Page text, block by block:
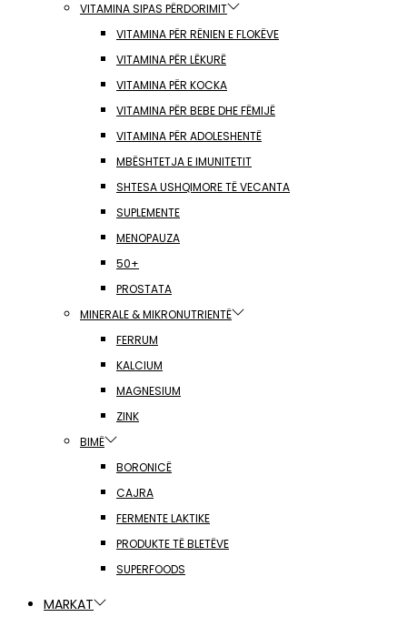
VITAMINA SIPAS PËRDORIMIT
VITAMINA PËR RËNIEN E FLOKËVE
VITAMINA PËR LËKURË
VITAMINA PËR KOCKA
VITAMINA PËR BEBE DHE FËMIJË
VITAMINA PËR ADOLESHENTË
MBËSHTETJA E IMUNITETIT
SHTESA USHQIMORE TË VECANTA
SUPLEMENTE
MENOPAUZA
50+
PROSTATA
MINERALE & MIKRONUTRIENTË
FERRUM
KALCIUM
MAGNESIUM
ZINK
BIMË
BORONICË
CAJRA
FERMENTE LAKTIKE
PRODUKTE TË BLETËVE
SUPERFOODS
MARKAT